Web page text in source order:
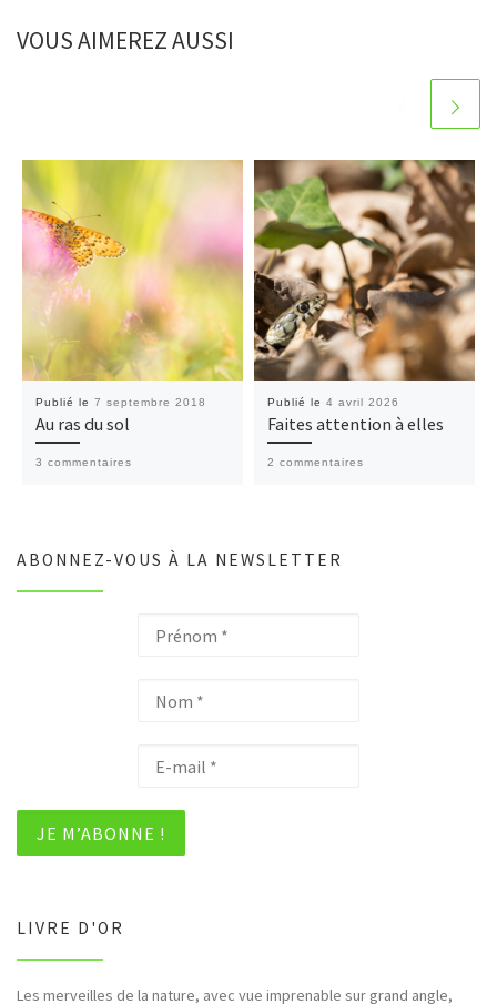
VOUS AIMEREZ AUSSI
Publié le 7 septembre 2018
Au ras du sol
3 commentaires
Publié le 4 avril 2026
Faites attention à elles
2 commentaires
ABONNEZ-VOUS À LA NEWSLETTER
LIVRE D'OR
Les merveilles de la nature, avec vue imprenable sur grand angle,
Bonjour et merci pour tous ces hommages rendus à la nature (faune,